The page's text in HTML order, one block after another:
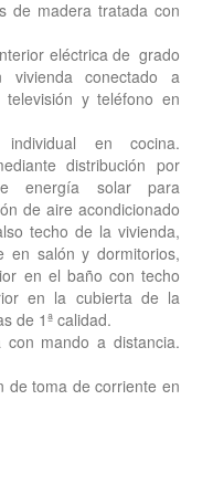
de madera tratada con
eléctrica de grado
conectado a
y teléfono en
individual en cocina.
distribución por
energía solar para
de aire acondicionado
techo de la vivienda,
en salón y dormitorios,
en el baño con techo
en la cubierta de la
de 1ª calidad.
con mando a distancia.
de toma de corriente en